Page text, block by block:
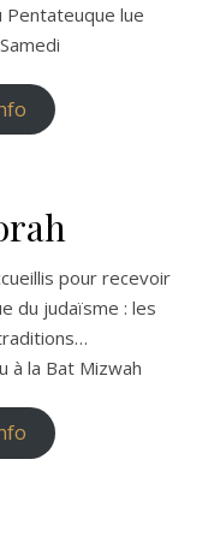
Pentateuque lue
pour recevoir
du judaïsme : les
à la Bat Mizwah